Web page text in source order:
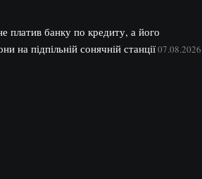
платив банку по кредиту, а його
на підпільній сонячній станції07.08.2026